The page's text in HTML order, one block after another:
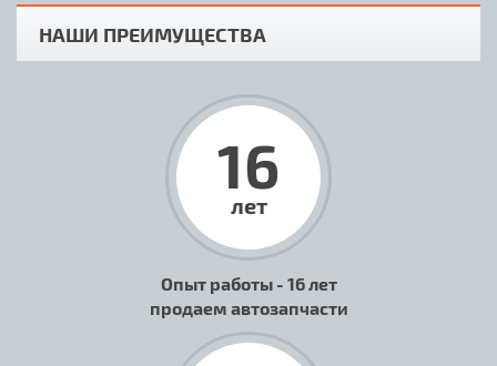
НАШИ ПРЕИМУЩЕСТВА
16
лет
Опыт работы - 16 лет
продаем автозапчасти